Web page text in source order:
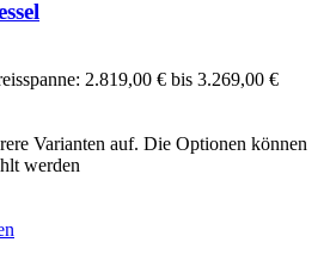
2.819,00 € bis 3.269,00 €
Varianten auf. Die Optionen können
werden